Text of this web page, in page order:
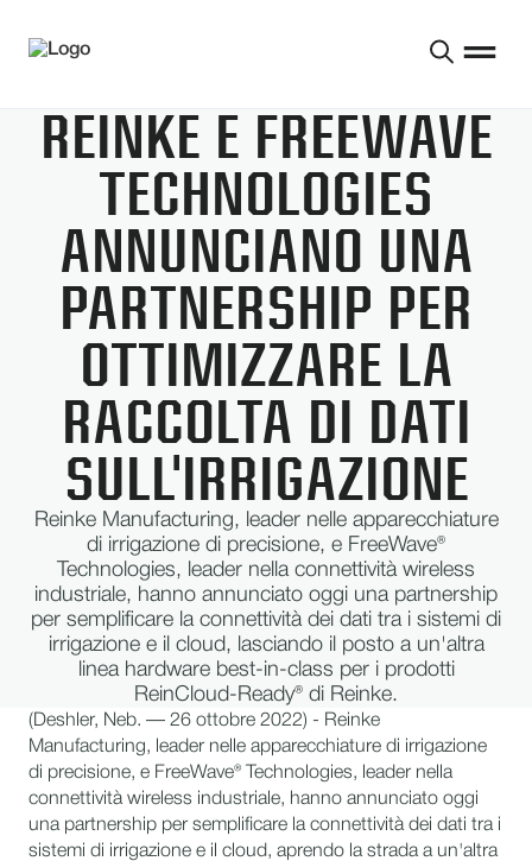
REINKE E FREEWAVE
TECHNOLOGIES
ANNUNCIANO UNA
PARTNERSHIP PER
OTTIMIZZARE LA
RACCOLTA DI DATI
SULL'IRRIGAZIONE
Reinke Manufacturing, leader nelle apparecchiature
di irrigazione di precisione, e FreeWave®
Technologies, leader nella connettività wireless
industriale, hanno annunciato oggi una partnership
per semplificare la connettività dei dati tra i sistemi di
irrigazione e il cloud, lasciando il posto a un'altra
linea hardware best-in-class per i prodotti
ReinCloud-Ready® di Reinke.
(Deshler, Neb. — 26 ottobre 2022) - Reinke
Manufacturing, leader nelle apparecchiature di irrigazione
di precisione, e FreeWave® Technologies, leader nella
connettività wireless industriale, hanno annunciato oggi
una partnership per semplificare la connettività dei dati tra i
sistemi di irrigazione e il cloud, aprendo la strada a un'altra